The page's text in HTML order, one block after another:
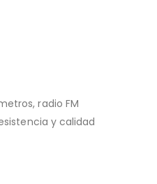
radio FM
y calidad